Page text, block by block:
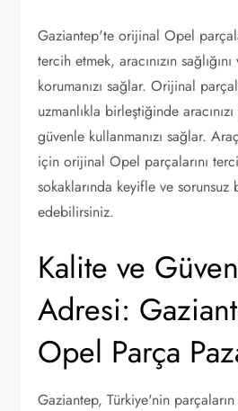
Gaziantep'te orijinal Opel
tercih etmek, aracınızın
korumanızı sağlar. Orijinal
uzmanlıkla birleştiğinde
güvenle kullanmanızı sağlar.
için orijinal Opel parçalarını
sokaklarında keyifle ve sorunsuz
edebilirsiniz.
Kalite ve
Adresi:
Opel Parça
Gaziantep, Türkiye'nin